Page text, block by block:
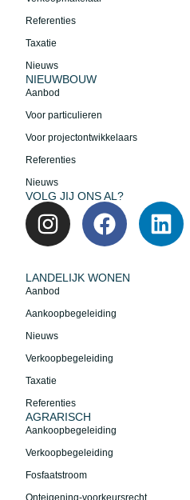
Referenties
Taxatie
Nieuws
NIEUWBOUW
Aanbod
Voor particulieren
Voor projectontwikkelaars
Referenties
Nieuws
VOLG JIJ ONS AL?
LANDELIJK WONEN
Aanbod
Aankoopbegeleiding
Nieuws
Verkoopbegeleiding
Taxatie
Referenties
AGRARISCH
Aankoopbegeleiding
Verkoopbegeleiding
Fosfaatstroom
Onteigening-voorkeursrecht